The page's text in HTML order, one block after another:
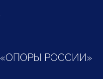
«ОПОРЫ РОССИИ»